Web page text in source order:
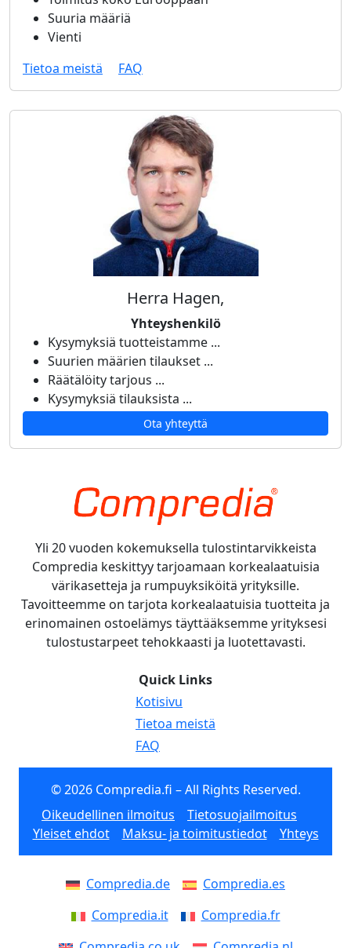
Suuria määriä
Vienti
Tietoa meistä
FAQ
Herra Hagen,
Yhteyshenkilö
Kysymyksiä tuotteistamme ...
Suurien määrien tilaukset ...
Räätälöity tarjous ...
Kysymyksiä tilauksista ...
Ota yhteyttä
Yli 20 vuoden kokemuksella tulostintarvikkeista
Compredia keskittyy tarjoamaan korkealaatuisia
värikasetteja ja rumpuyksiköitä yrityksille.
Tavoitteemme on tarjota korkealaatuisia tuotteita ja
erinomainen ostoelämys täyttääksemme yrityksesi
tulostustarpeet tehokkaasti ja luotettavasti.
Quick Links
Kotisivu
Tietoa meistä
FAQ
© 2026 Compredia.fi – All Rights Reserved.
Oikeudellinen ilmoitus
Tietosuojailmoitus
Yleiset ehdot
Maksu- ja toimitustiedot Yhteys
Compredia.de
Compredia.es
Compredia.it
Compredia.fr